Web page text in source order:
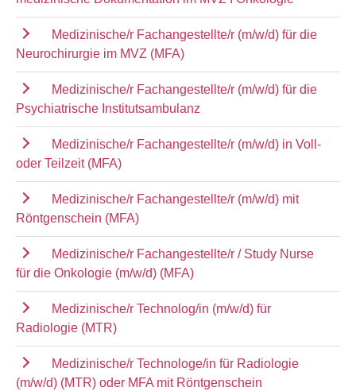
Medizinische/r Fachangestellte/r (m/w/d) für die
Neurochirurgie im MVZ (MFA)
Medizinische/r Fachangestellte/r (m/w/d) für die
Psychiatrische Institutsambulanz
Medizinische/r Fachangestellte/r (m/w/d) in Voll-
oder Teilzeit (MFA)
Medizinische/r Fachangestellte/r (m/w/d) mit
Röntgenschein (MFA)
Medizinische/r Fachangestellte/r / Study Nurse
für die Onkologie (m/w/d) (MFA)
Medizinische/r Technolog/in (m/w/d) für
Radiologie (MTR)
Medizinische/r Technologe/in für Radiologie
(m/w/d) (MTR) oder MFA mit Röntgenschein